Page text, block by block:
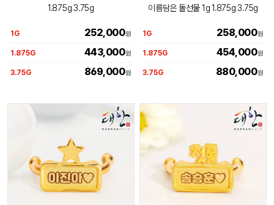
1.875g 3.75g
1G 252,000원
1.875G 443,000원
3.75G 869,000원
이름담은 돌선물 1g 1.875g 3.75g
1G 258,000원
1.875G 454,000원
3.75G 880,000원